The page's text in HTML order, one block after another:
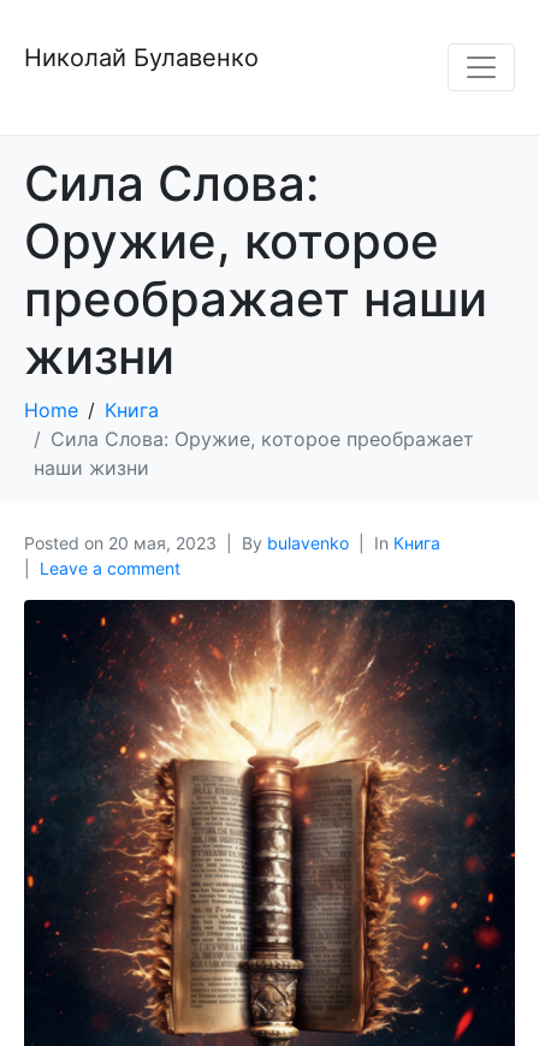
Николай Булавенко
Сила Слова:
Оружие, которое
преображает наши
жизни
Home
Книга
Сила Слова: Оружие, которое преображает
наши жизни
Posted on 20 мая, 2023 By bulavenko In Книга
Leave a comment